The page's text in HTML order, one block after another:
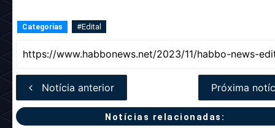
Categorias #Edital
Notícia anterior Próxima
Notícias relacionadas: